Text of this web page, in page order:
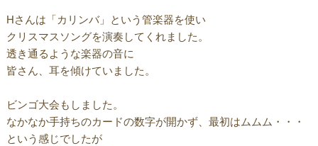
Hさんは「カリンバ」という管楽器を使い
クリスマスソングを演奏してくれました。
透き通るような楽器の音に
皆さん、耳を傾けていました。
ビンゴ大会もしました。
なかなか手持ちのカードの数字が開かず、最初はムムム・・・
という感じでしたが